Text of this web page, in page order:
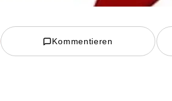
Kommentieren